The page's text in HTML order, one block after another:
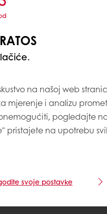
naš tim od preko
način
održivog rasta. Ovaj
kvaliteti i
kao globalni
– pretvaramo
izuzetnim
naše ponude za posao
PEOPLE MAKE
na našoj web
mjerenje i analizu
pogledajte
pristajete na upotrebu
svoje postavke